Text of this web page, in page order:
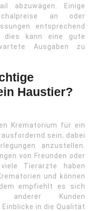
abzuwägen. Einige
an oder
entsprechend
dies kann eine gute
Ausgaben zu
Haustier?
Krematorium für ein
sein; dabei
anzustellen.
von Freunden oder
Tierärzte haben
und können
empfiehlt es sich
anderer Kunden
in die Qualität